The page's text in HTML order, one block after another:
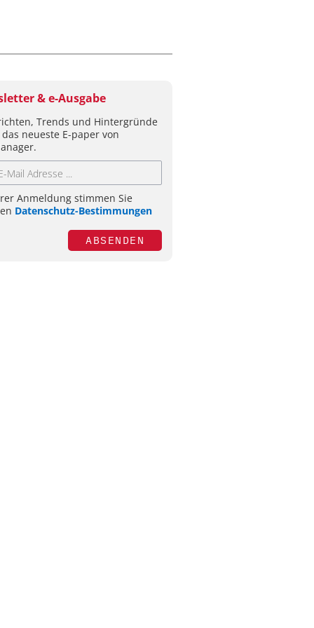
& e-Ausgabe
Trends und Hintergründe
neueste E-paper von
Anmeldung stimmen Sie
Datenschutz-Bestimmungen
ABSENDEN